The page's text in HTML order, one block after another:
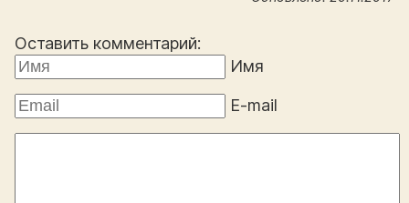
Оставить комментарий:
Имя
E-mail